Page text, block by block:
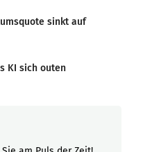
sinkt auf
KI sich outen